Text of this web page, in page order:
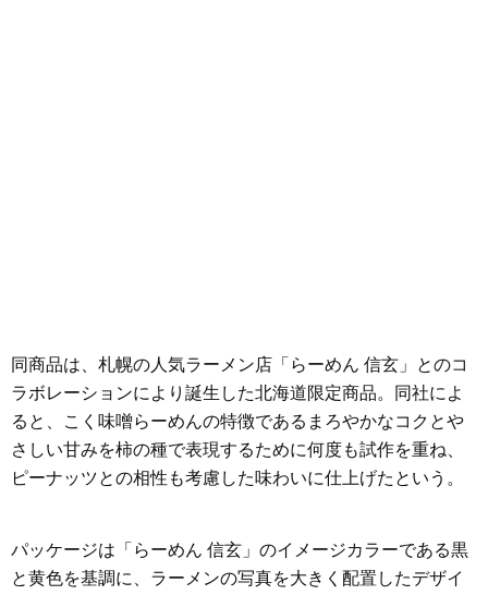
同商品は、札幌の人気ラーメン店「らーめん 信玄」とのコ
ラボレーションにより誕生した北海道限定商品。同社によ
ると、こく味噌らーめんの特徴であるまろやかなコクとや
さしい甘みを柿の種で表現するために何度も試作を重ね、
ピーナッツとの相性も考慮した味わいに仕上げたという。
パッケージは「らーめん 信玄」のイメージカラーである黒
と黄色を基調に、ラーメンの写真を大きく配置したデザイ